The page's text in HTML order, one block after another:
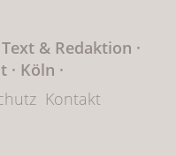
Text & Redaktion ·
· Köln ·
Kontakt